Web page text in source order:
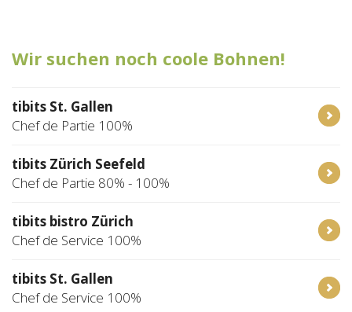
Login
Wir suchen noch coole Bohnen!
tibits St. Gallen
Chef de Partie 100%
tibits Zürich Seefeld
Chef de Partie 80% - 100%
tibits bistro Zürich
Chef de Service 100%
tibits St. Gallen
Chef de Service 100%